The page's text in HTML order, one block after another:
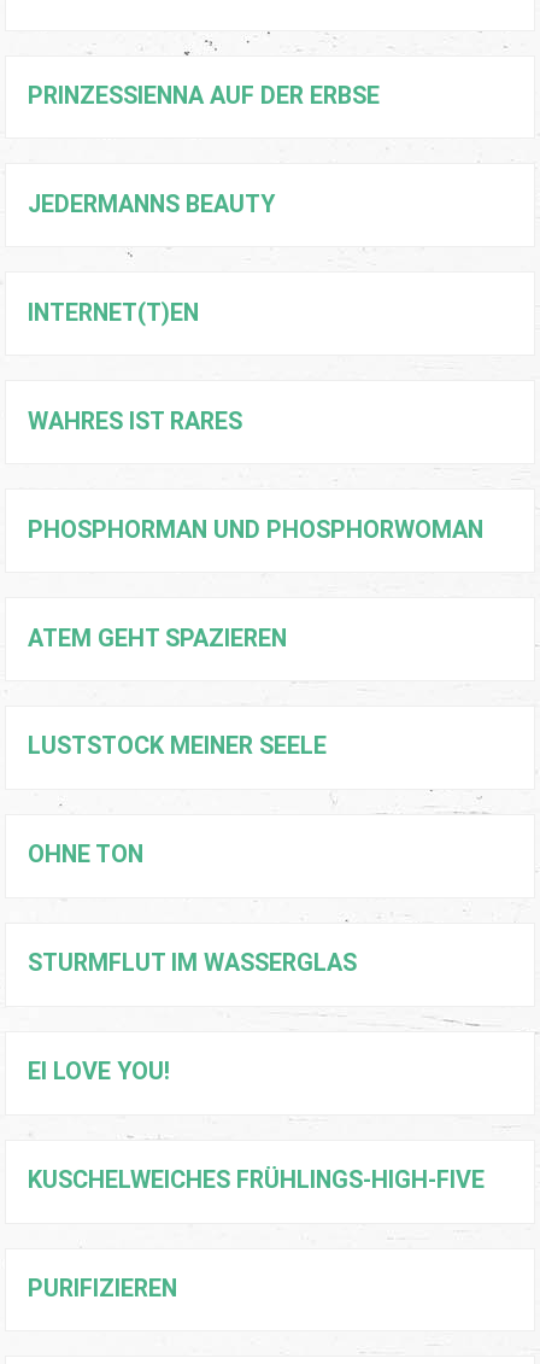
PRINZESSIENNA AUF DER ERBSE
JEDERMANNS BEAUTY
INTERNET(T)EN
WAHRES IST RARES
PHOSPHORMAN UND PHOSPHORWOMAN
ATEM GEHT SPAZIEREN
LUSTSTOCK MEINER SEELE
OHNE TON
STURMFLUT IM WASSERGLAS
EI LOVE YOU!
KUSCHELWEICHES FRÜHLINGS-HIGH-FIVE
PURIFIZIEREN